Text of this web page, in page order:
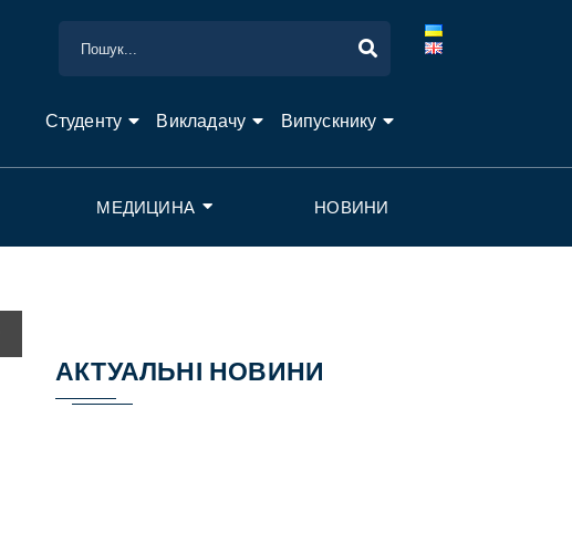
Студенту Викладачу Випускнику
МЕДИЦИНА НОВИНИ
АКТУАЛЬНІ НОВИНИ